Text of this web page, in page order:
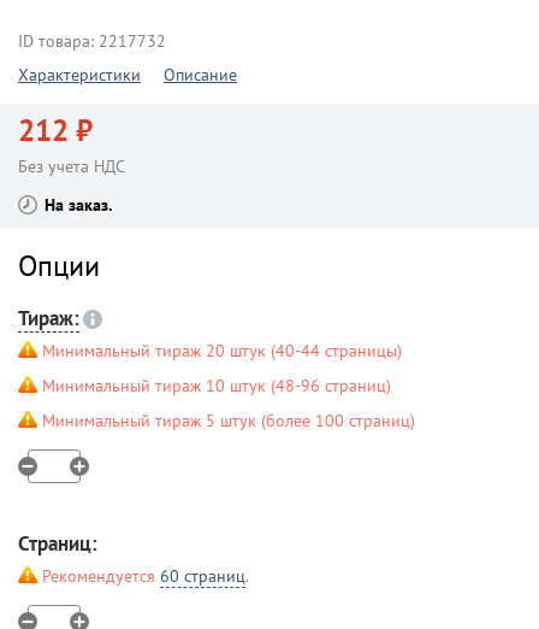
ID товара: 2217732
Характеристики
Описание
212 ₽
Без учета НДС
На заказ
Опции
Тираж:
Минимальный тираж 20 штук (40-44 страницы)
Минимальный тираж 10 штук (48-96 страниц)
Минимальный тираж 5 штук (более 100 страниц)
Страниц:
Рекомендуется 60 страниц.